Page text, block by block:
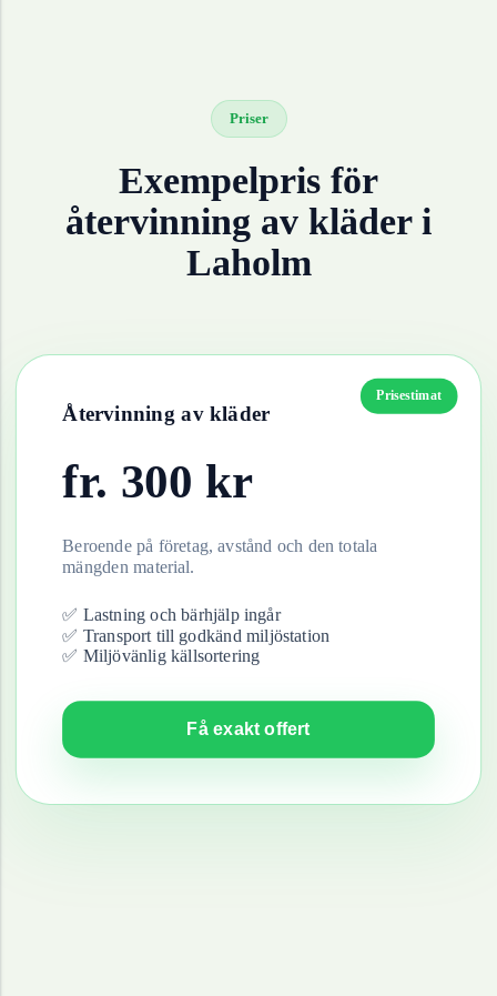
Priser
Exempelpris för
återvinning av kläderi
Laholm
Prisestimat
Återvinning av kläder
fr. 300 kr
Beroende på företag, avstånd och den totala
mängden material.
✅ Lastning och bärhjälp ingår
✅ Transport till godkänd miljöstation
✅ Miljövänlig källsortering
Få exakt offert